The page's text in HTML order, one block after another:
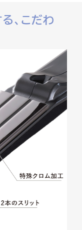
、こだわ